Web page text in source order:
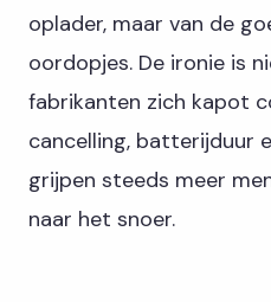
oplader, maar van de
oordopjes. De ironie is
fabrikanten zich kapot
cancelling, batterijduur
grijpen steeds meer
naar het snoer.